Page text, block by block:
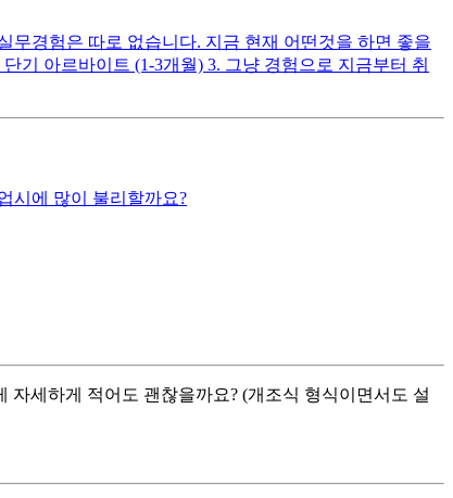
무경험은 따로 없습니다. 지금 현재 어떤것을 하면 좋을
기 아르바이트 (1-3개월) 3. 그냥 경험으로 지금부터 취
시에 많이 불리할까요?
자세하게 적어도 괜찮을까요? (개조식 형식이면서도 설